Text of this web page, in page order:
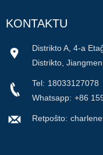
KONTAKTU
Distrikto A, 4-a
Distrikto, Jiangmen
Tel: 18033127078
Whatsapp: +86
Retpoŝto: